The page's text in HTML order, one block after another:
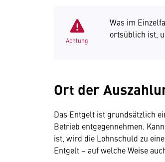
Achtung
Was im
ortsüblich ist,
Ort der
Das Entgelt ist grundsätzlich
Betrieb entgegennehmen.
ist, wird die Lohnschuld zu
Entgelt – auf welche Weise